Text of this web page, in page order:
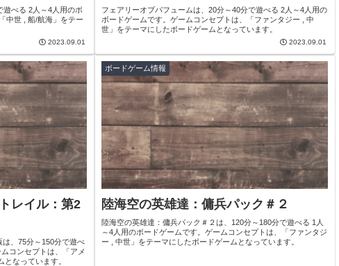
べる 2人～4人用のボ
中世 , 船/航海」をテー
2023.09.01
フェアリーオブパフュームは、20分～40分で遊べる 2人～4人用の
ボードゲームです。ゲームコンセプトは、「ファンタジー , 中
世」をテーマにしたボードゲームとなっています。
2023.09.01
レイル：第2
、75分～150分で遊べ
コンセプトは、「アメ
なっています。
ボードゲーム情報
陸海空の英雄達：傭兵パック＃２
陸海空の英雄達：傭兵パック＃２は、120分～180分で遊べる 1人
～4人用のボードゲームです。ゲームコンセプトは、「ファンタジ
ー , 中世」をテーマにしたボードゲームとなっています。